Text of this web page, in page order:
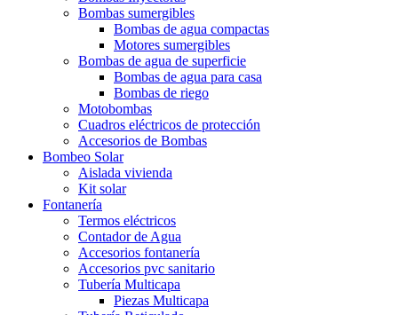
Bombas sumergibles
Bombas de agua compactas
Motores sumergibles
Bombas de agua de superficie
Bombas de agua para casa
Bombas de riego
Motobombas
Cuadros eléctricos de protección
Accesorios de Bombas
Bombeo Solar
Aislada vivienda
Kit solar
Fontanería
Termos eléctricos
Contador de Agua
Accesorios fontanería
Accesorios pvc sanitario
Tubería Multicapa
Piezas Multicapa